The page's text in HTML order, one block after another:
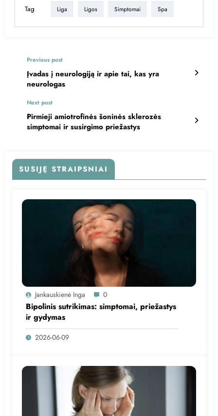
Tag Liga Ligos Simptomai Spa
Previous post
Įvadas į neurologiją ir apie tai, kas yra
neurologas
Next post
Pirmieji amiotrofinės šoninės sklerozės
simptomai ir susirgimo priežastys
SUSIJĘ STRAIPSNIAI
Jankauskienė Inga 0
Bipolinis sutrikimas: simptomai, priežastys
ir gydymas
2026-06-09